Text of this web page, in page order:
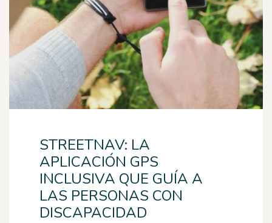
STREETNAV: LA
APLICACIÓN GPS
INCLUSIVA QUE GUÍA A
LAS PERSONAS CON
DISCAPACIDAD